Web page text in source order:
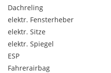
Dachreling
elektr. Fensterheber
elektr. Sitze
elektr. Spiegel
ESP
Fahrerairbag